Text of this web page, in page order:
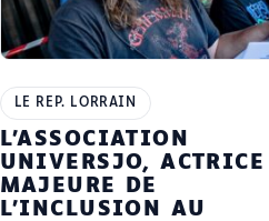
LE REP. LORRAIN
L’ASSOCIATION
UNIVERSJO, ACTRICE
MAJEURE DE
L’INCLUSION AU